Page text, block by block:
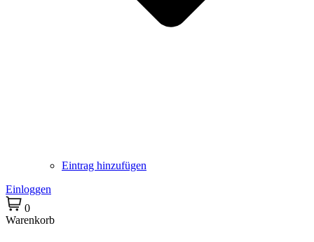
Eintrag hinzufügen
Einloggen
0
Warenkorb